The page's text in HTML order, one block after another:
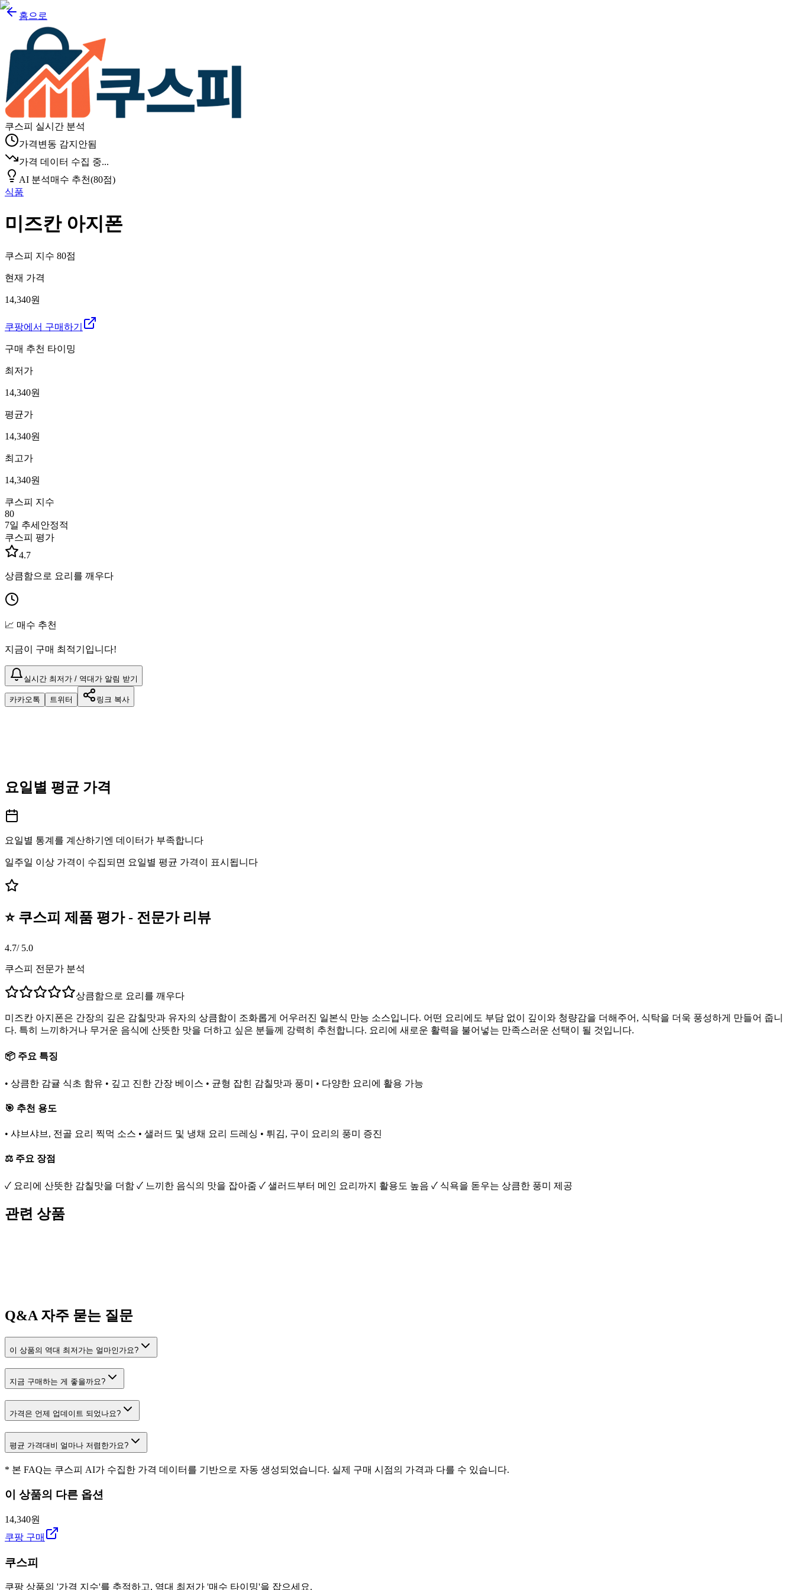
홈으로
쿠스피 실시간 분석
가격변동 감지안됨
가격 데이터 수집 중...
AI 분석매수 추천(80점)
식품
미즈칸 아지폰
쿠스피 지수 80점
현재 가격
14,340원
쿠팡에서 구매하기
구매 추천 타이밍
최저가
14,340원
평균가
14,340원
최고가
14,340원
쿠스피 지수
80
7일 추세 안정적
쿠스피 평가
4.7
상큼함으로 요리를 깨우다
📈 매수 추천
지금이 구매 최적기입니다!
실시간 최저가 / 역대가 알림 받기
카카오톡 트위터 링크 복사
요일별 평균 가격
요일별 통계를 계산하기엔 데이터가 부족합니다
일주일 이상 가격이 수집되면 요일별 평균 가격이 표시됩니다
⭐ 쿠스피 제품 평가 - 전문가 리뷰
4.7/ 5.0
쿠스피 전문가 분석
상큼함으로 요리를 깨우다
미즈칸 아지폰은 간장의 깊은 감칠맛과 유자의 상큼함이 조화롭게 어우러진 일본식 만능 소스입니다. 어떤 요리에도 부담 없이 깊이와 청량감을 더해주어, 식탁을 더욱 풍성하게 만들어 줍니
다. 특히 느끼하거나 무거운 음식에 산뜻한 맛을 더하고 싶은 분들께 강력히 추천합니다. 요리에 새로운 활력을 불어넣는 만족스러운 선택이 될 것입니다.
📦 주요 특징
• 상큼한 감귤 식초 함유 • 깊고 진한 간장 베이스 • 균형 잡힌 감칠맛과 풍미 • 다양한 요리에 활용 가능
🎯 추천 용도
• 샤브샤브, 전골 요리 찍먹 소스 • 샐러드 및 냉채 요리 드레싱 • 튀김, 구이 요리의 풍미 증진
⚖️ 주요 장점
✓ 요리에 산뜻한 감칠맛을 더함 ✓ 느끼한 음식의 맛을 잡아줌 ✓ 샐러드부터 메인 요리까지 활용도 높음 ✓ 식욕을 돋우는 상큼한 풍미 제공
관련 상품
Q&A 자주 묻는 질문
이 상품의 역대 최저가는 얼마인가요?
지금 구매하는 게 좋을까요?
가격은 언제 업데이트 되었나요?
평균 가격대비 얼마나 저렴한가요?
* 본 FAQ는 쿠스피 AI가 수집한 가격 데이터를 기반으로 자동 생성되었습니다. 실제 구매 시점의 가격과 다를 수 있습니다.
이 상품의 다른 옵션
14,340원
쿠팡 구매
쿠스피
쿠팡 상품의 '가격 지수'를 추적하고, 역대 최저가 '매수 타이밍'을 잡으세요.